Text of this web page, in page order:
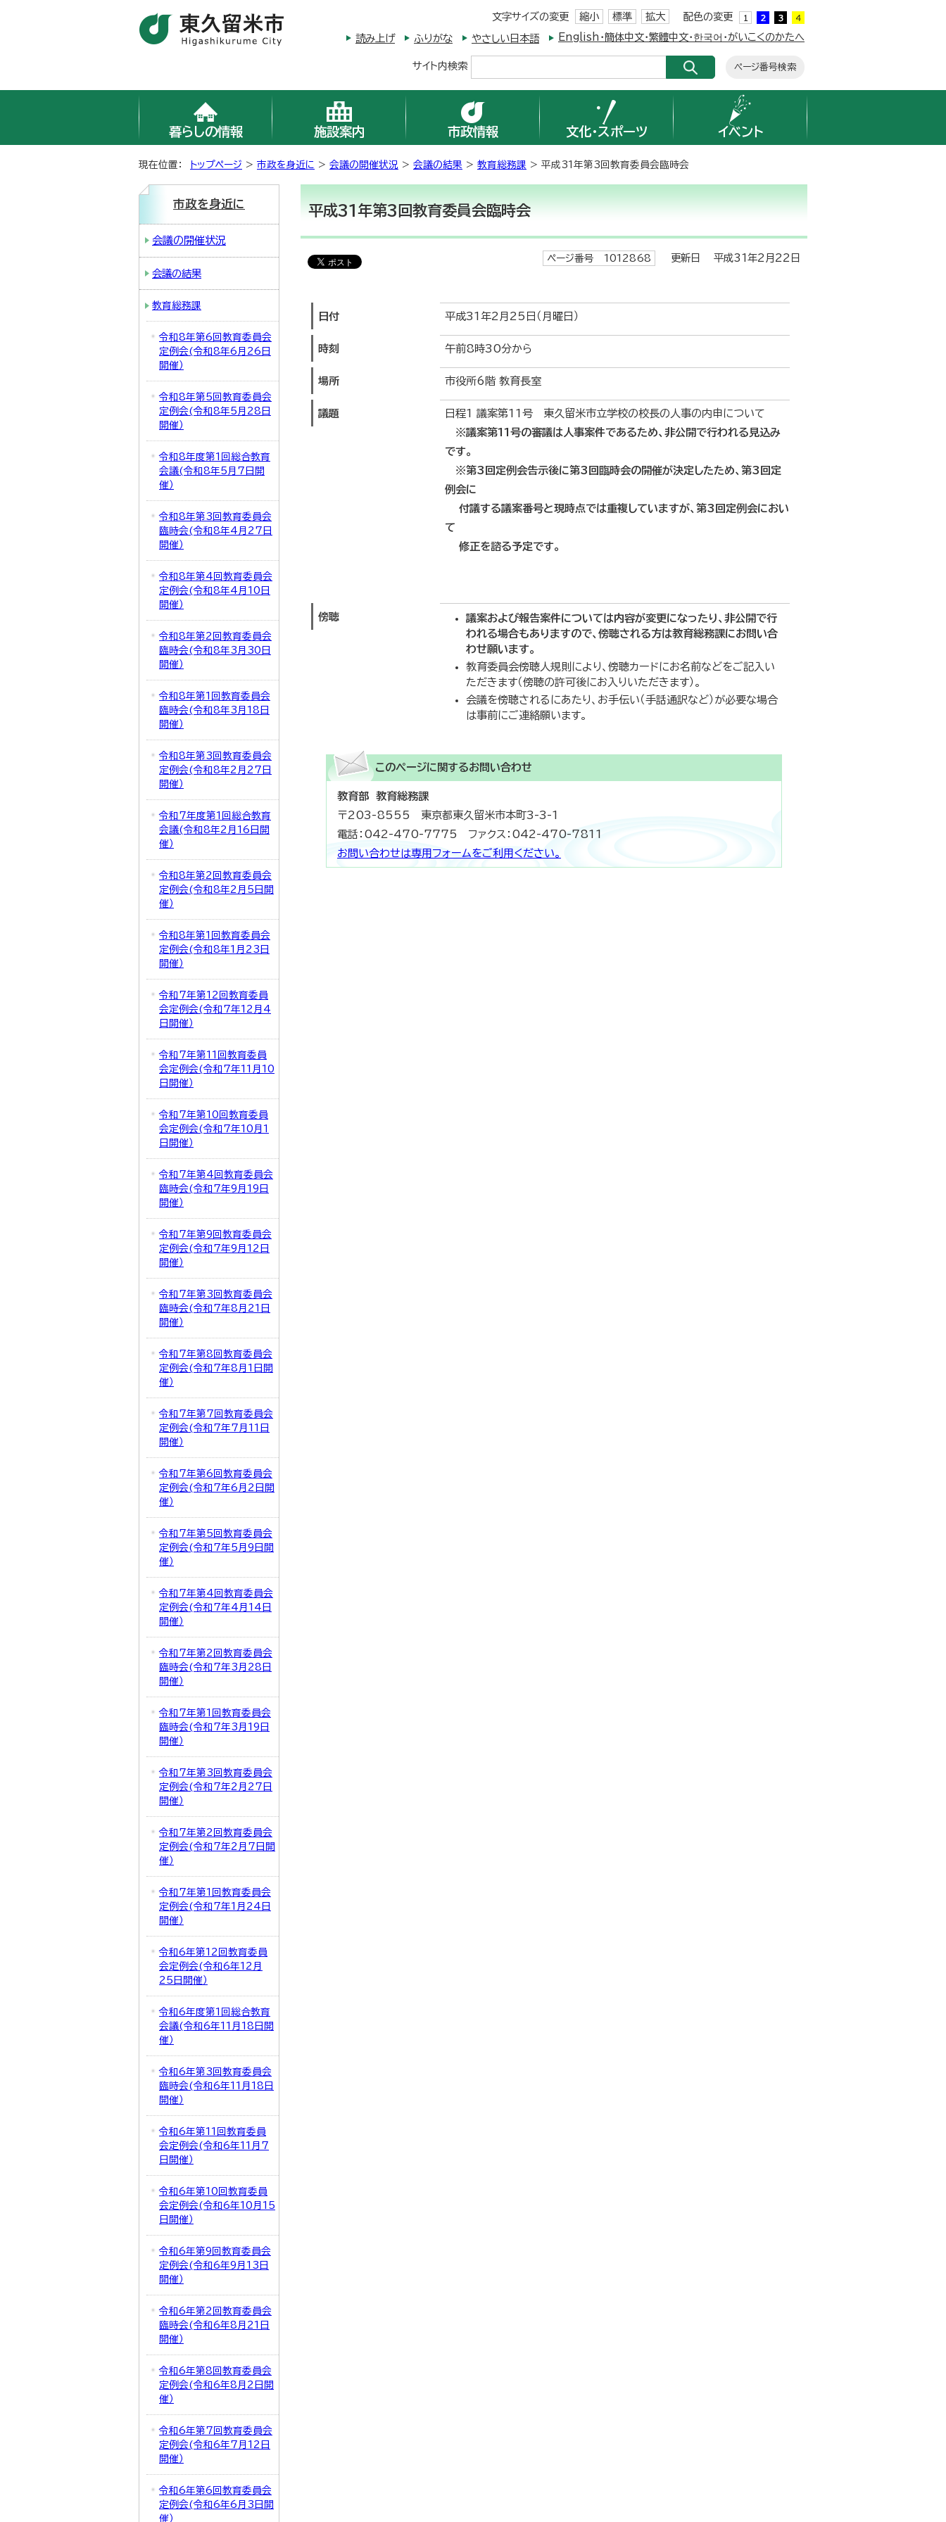
文字サイズの変更 縮小 標準 拡大 配色の変更
読み上げ ふりがな やさしい日本語 English・簡体中文・繁體中文・한국어・がいこくのかたへ
サイト内検索 ページ番号検索
暮らしの情報 施設案内 市政情報 文化・スポーツ イベント
現在位置： トップページ > 市政を身近に > 会議の開催状況 > 会議の結果 > 教育総務課 > 平成31年第3回教育委員会臨時会
平成31年第3回教育委員会臨時会
ページ番号 1012868 更新日 平成31年2月22日
日付 平成31年2月25日（月曜日）
時刻 午前8時30分から
場所 市役所6階 教育長室
議題
日程1 議案第11号 東久留米市立学校の校長の人事の内申について
※議案第11号の審議は人事案件であるため、非公開で行われる見込み
です。
※第3回定例会告示後に第3回臨時会の開催が決定したため、第3回定
例会に
付議する議案番号と現時点では重複していますが、第3回定例会におい
て
修正を諮る予定です。
傍聴
議案および報告案件については内容が変更になったり、非公開で行
われる場合もありますので、傍聴される方は教育総務課にお問い合
わせ願います。
教育委員会傍聴人規則により、傍聴カードにお名前などをご記入い
ただきます（傍聴の許可後にお入りいただきます）。
会議を傍聴されるにあたり、お手伝い（手話通訳など）が必要な場合
は事前にご連絡願います。
このページに関するお問い合わせ
教育部 教育総務課
〒203-8555 東京都東久留米市本町3-3-1
電話：042-470-7775 ファクス：042-470-7811
お問い合わせは専用フォームをご利用ください。
市政を身近に
会議の開催状況
会議の結果
教育総務課
令和8年第6回教育委員会
定例会(令和8年6月26日
開催）
令和8年第5回教育委員会
定例会(令和8年5月28日
開催）
令和8年度第1回総合教育
会議(令和8年5月7日開
催）
令和8年第3回教育委員会
臨時会(令和8年4月27日
開催）
令和8年第4回教育委員会
定例会(令和8年4月10日
開催）
令和8年第2回教育委員会
臨時会(令和8年3月30日
開催）
令和8年第1回教育委員会
臨時会(令和8年3月18日
開催）
令和8年第3回教育委員会
定例会(令和8年2月27日
開催）
令和7年度第1回総合教育
会議(令和8年2月16日開
催）
令和8年第2回教育委員会
定例会(令和8年2月5日開
催）
令和8年第1回教育委員会
定例会(令和8年1月23日
開催）
令和7年第12回教育委員
会定例会(令和7年12月4
日開催）
令和7年第11回教育委員
会定例会(令和7年11月10
日開催）
令和7年第10回教育委員
会定例会(令和7年10月1
日開催）
令和7年第4回教育委員会
臨時会(令和7年9月19日
開催）
令和7年第9回教育委員会
定例会(令和7年9月12日
開催）
令和7年第3回教育委員会
臨時会(令和7年8月21日
開催）
令和7年第8回教育委員会
定例会(令和7年8月1日開
催）
令和7年第7回教育委員会
定例会(令和7年7月11日
開催）
令和7年第6回教育委員会
定例会(令和7年6月2日開
催）
令和7年第5回教育委員会
定例会(令和7年5月9日開
催）
令和7年第4回教育委員会
定例会(令和7年4月14日
開催）
令和7年第2回教育委員会
臨時会(令和7年3月28日
開催）
令和7年第1回教育委員会
臨時会(令和7年3月19日
開催）
令和7年第3回教育委員会
定例会(令和7年2月27日
開催）
令和7年第2回教育委員会
定例会(令和7年2月7日開
催）
令和7年第1回教育委員会
定例会(令和7年1月24日
開催）
令和6年第12回教育委員
会定例会(令和6年12月
25日開催）
令和6年度第1回総合教育
会議(令和6年11月18日開
催）
令和6年第3回教育委員会
臨時会(令和6年11月18日
開催）
令和6年第11回教育委員
会定例会(令和6年11月7
日開催）
令和6年第10回教育委員
会定例会(令和6年10月15
日開催）
令和6年第9回教育委員会
定例会(令和6年9月13日
開催）
令和6年第2回教育委員会
臨時会(令和6年8月21日
開催）
令和6年第8回教育委員会
定例会(令和6年8月2日開
催）
令和6年第7回教育委員会
定例会(令和6年7月12日
開催）
令和6年第6回教育委員会
定例会(令和6年6月3日開
催）